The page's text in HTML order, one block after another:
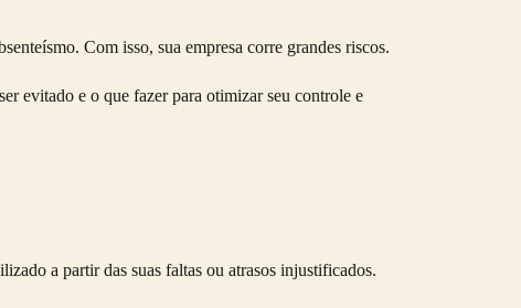
Com isso, sua empresa corre grandes riscos.
evitado e o que fazer para otimizar seu controle e
a partir das suas faltas ou atrasos injustificados.